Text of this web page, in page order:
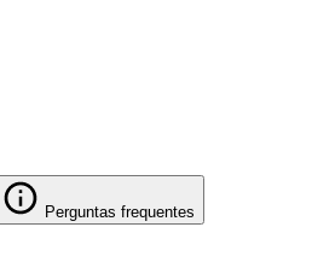
Perguntas frequentes